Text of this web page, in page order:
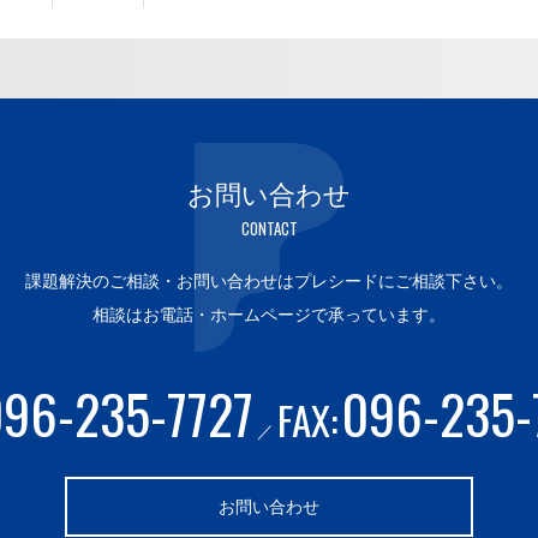
お問い合わせ
CONTACT
課題解決のご相談・お問い合わせはプレシードにご相談下さい。
相談はお電話・ホームページで承っています。
235-7727 FAX:096-
お問い合わせ